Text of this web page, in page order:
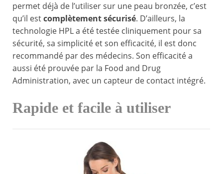
permet déjà de l’utiliser sur une peau bronzée, c’est
qu’il estcomplètement sécurisé. D’ailleurs, la
technologie HPL a été testée cliniquement pour sa
sécurité, sa simplicité et son efficacité, il est donc
recommandé par des médecins. Son efficacité a
aussi été prouvée par la Food and Drug
Administration, avec un capteur de contact intégré.
Rapide et facile à utiliser